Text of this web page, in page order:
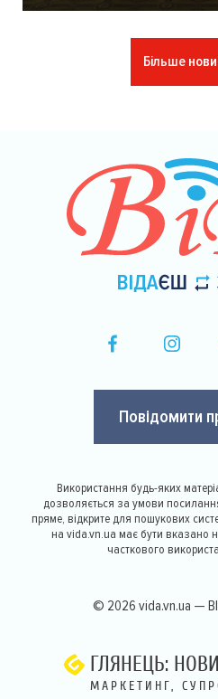
Більше
Повідомити
Використання будь-яких
дозволяється за умови
пряме, відкрите для пошукових
на vida.vn.ua має бути вказано
часткового
© 2026 vida.vn.ua —
ГЛЯНЕЦЬ:
МАРКЕТИНГ,